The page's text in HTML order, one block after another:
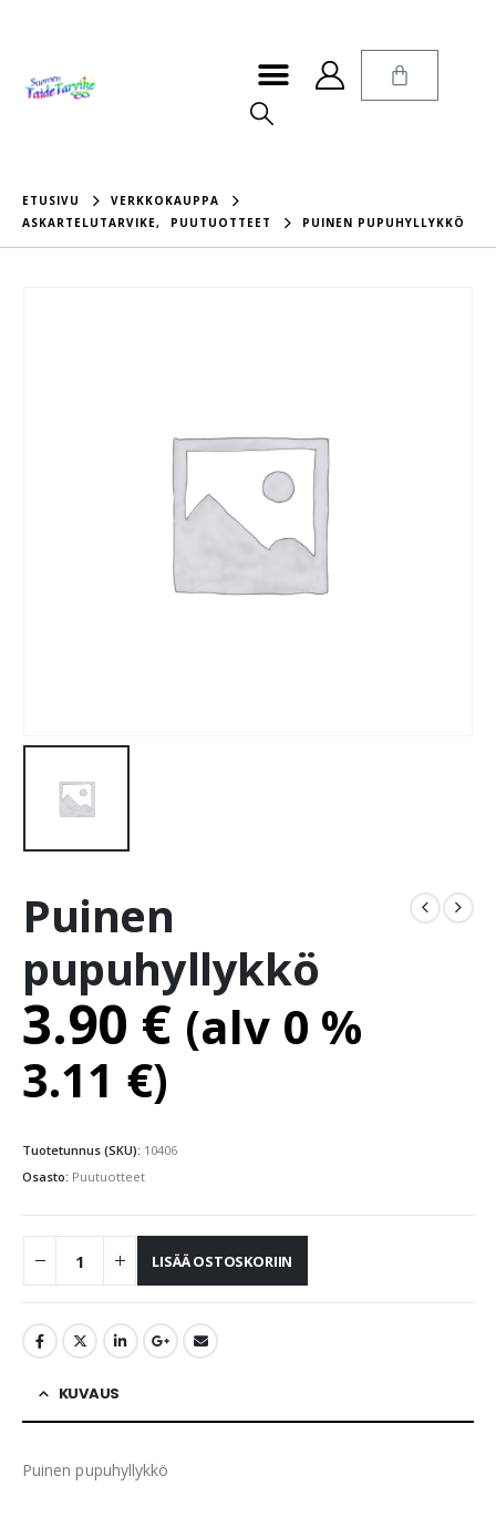
ETUSIVU
VERKKOKAUPPA
ASKARTELUTARVIKE, PUUTUOTTEET PUINEN PUPUHYLLYKKÖ
Puinen
pupuhyllykkö
3.90 € (alv 0 %
3.11 €)
Tuotetunnus (SKU): 10406
Osasto: Puutuotteet
LISÄÄ OSTOSKORIIN
KUVAUS
Puinen pupuhyllykkö